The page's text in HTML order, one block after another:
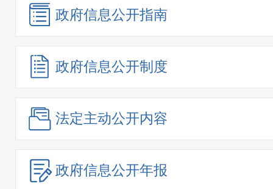
政府信息公开指南
政府信息公开制度
法定主动公开内容
政府信息公开年报